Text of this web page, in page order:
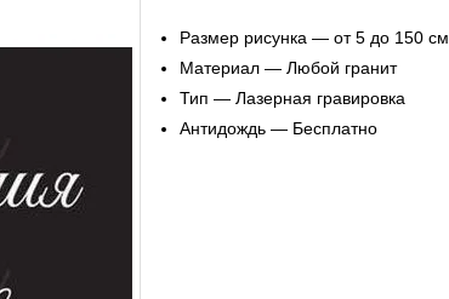
Размер рисунка — от 5 до 150 см.
Материал — Любой гранит
Тип — Лазерная гравировка
Антидождь — Бесплатно